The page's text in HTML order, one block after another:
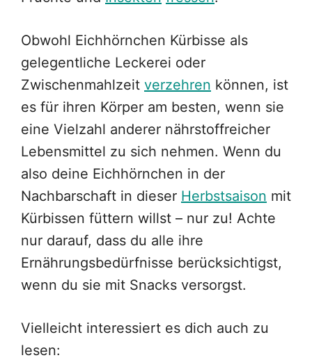
Obwohl Eichhörnchen Kürbisse als
gelegentliche Leckerei oder
Zwischenmahlzeit verzehren können, ist
es für ihren Körper am besten, wenn sie
eine Vielzahl anderer nährstoffreicher
Lebensmittel zu sich nehmen. Wenn du
also deine Eichhörnchen in der
Nachbarschaft in dieser Herbstsaison mit
Kürbissen füttern willst – nur zu! Achte
nur darauf, dass du alle ihre
Ernährungsbedürfnisse berücksichtigst,
wenn du sie mit Snacks versorgst.
Vielleicht interessiert es dich auch zu
lesen: